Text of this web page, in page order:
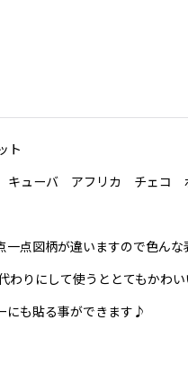
ト
ューバ アフリカ チェコ ポ
点図柄が違いますので色んな
わりにして使うととてもかわ
にも貼る事ができます♪